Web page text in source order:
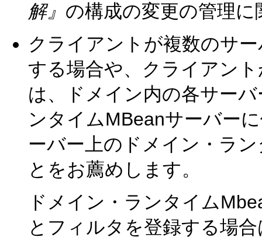
解』 の構成の変更の管理
クライアントが複数のサ
する場合や、クライアン
は、ドメイン内の各サー
ンタイムMBeanサーバー
ーバー上のドメイン・ラ
とをお薦めします。
ドメイン・ランタイム
とフィルタを登録する場